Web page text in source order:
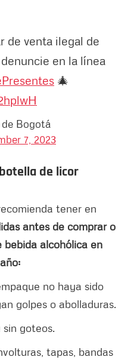
de venta ilegal de
en la línea
🎄
Bogotá
7, 2023
de licor
tener en
antes de comprar o
bebida alcohólica en
no haya sido
golpes o abolladuras.
goteos.
tapas, bandas